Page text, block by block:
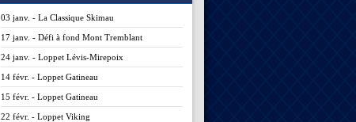
03 janv. - La Classique Skimau
17 janv. - Défi à fond Mont Tremblant
24 janv. - Loppet Lévis-Mirepoix
14 févr. - Loppet Gatineau
15 févr. - Loppet Gatineau
22 févr. - Loppet Viking